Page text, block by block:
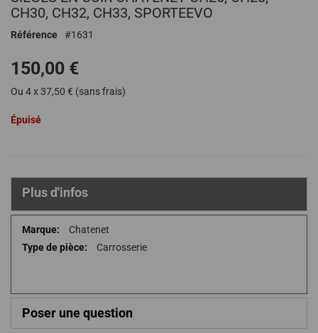
début
la
d’images
CH30, CH32, CH33, SPORTEEVO
Référence 1631
150,00 €
Ou 4 x 37,50 € (sans frais)
Épuisé
Plus d'infos
Plus
d'infos
Chatenet
Carrosserie
Poser une question